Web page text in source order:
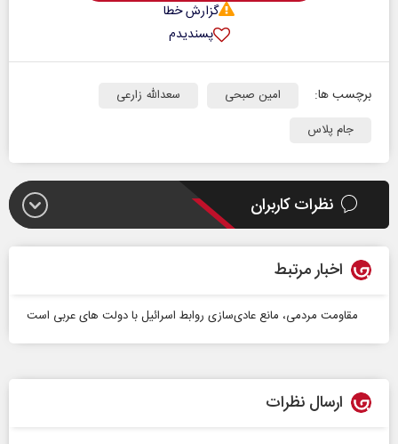
گزارش خطا
پسندیدم
برچسب ها: امین صبحی
سعدالله زارعی
جام پلاس
نظرات کاربران
اخبار مرتبط
مقاومت مردمی، مانع عادی‌سازی روابط اسرائیل با دولت های عربی است
ارسال نظرات